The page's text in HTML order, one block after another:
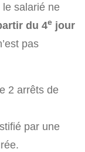
salarié ne
du 4e jour
pas
2 arrêts de
par une